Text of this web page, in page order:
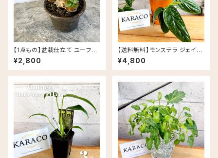
【1点もの】盆栽仕立て ユーフォ
ルビア 峨眉山 信楽焼 陶器鉢
丸鉢 多肉植物
¥2,800
【送料無料】モンステラ ジェイド
シャトルコック 5号 グロッシーポ
ット アプリコット 皿セット セラミ
ック鉢
¥4,800